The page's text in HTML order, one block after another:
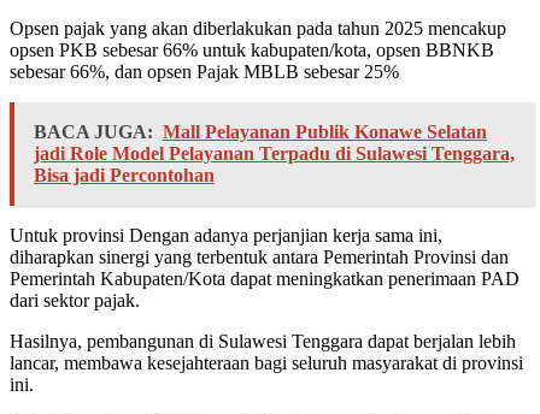
Opsen pajak yang akan diberlakukan pada tahun 2025 mencakup
opsen PKB sebesar 66% untuk kabupaten/kota, opsen BBNKB
sebesar 66%, dan opsen Pajak MBLB sebesar 25%
BACA JUGA: Mall Pelayanan Publik Konawe Selatan
jadi Role Model Pelayanan Terpadu di Sulawesi Tenggara,
Bisa jadi Percontohan
Untuk provinsi Dengan adanya perjanjian kerja sama ini,
diharapkan sinergi yang terbentuk antara Pemerintah Provinsi dan
Pemerintah Kabupaten/Kota dapat meningkatkan penerimaan PAD
dari sektor pajak.
Hasilnya, pembangunan di Sulawesi Tenggara dapat berjalan lebih
lancar, membawa kesejahteraan bagi seluruh masyarakat di provinsi
ini.